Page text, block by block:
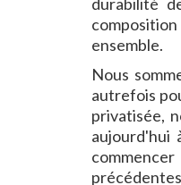
ensemble.
Nous
autrefois
privatisée,
aujourd'hui